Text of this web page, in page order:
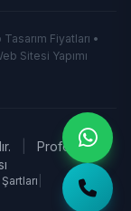
Fiyatları •
Sitesi Yapımı
Profesyonel